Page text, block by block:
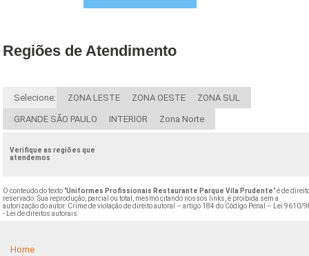
Regiões de Atendimento
Selecione: ZONA LESTE ZONA OESTE ZONA SUL
GRANDE SÃO PAULO INTERIOR Zona Norte
Verifique as regiões que
atendemos
O conteúdo do texto "Uniformes Profissionais Restaurante Parque Vila Prudente" é de
reservado. Sua reprodução, parcial ou total, mesmo citando nossos links, é proibida sem a
autorização do autor. Crime de violação de direito autoral – artigo 184 do Código Penal –
Lei 9610/
- Lei de direitos autorais
Home